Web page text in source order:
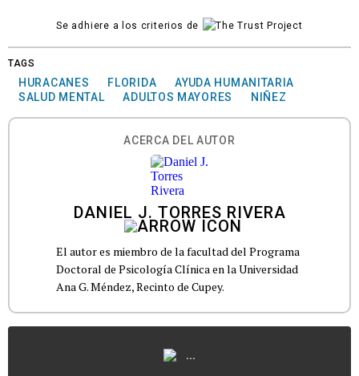
Se adhiere a los criterios de
TAGS
HURACANES FLORIDA
AYUDA HUMANITARIA
SALUD MENTAL
ADULTOS MAYORES NIÑEZ
ACERCA DEL AUTOR
DANIEL J. TORRES RIVERA
El autor es miembro de la facultad del Programa
Doctoral de Psicología Clínica en la Universidad
Ana G. Méndez, Recinto de Cupey.
...